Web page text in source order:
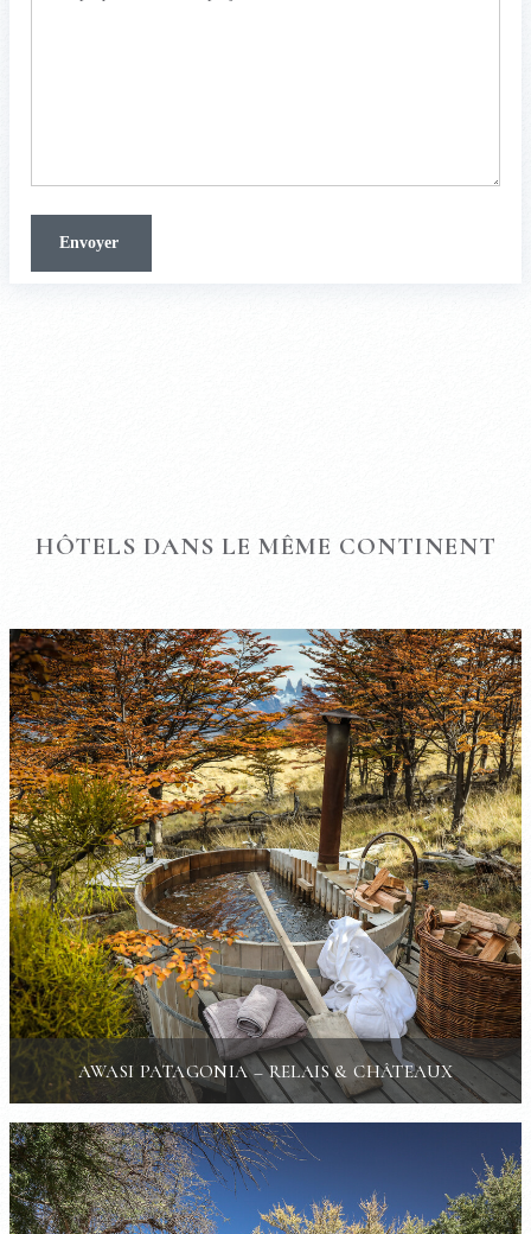
HÔTELS DANS LE MÊME CONTINENT
AWASI PATAGONIA – RELAIS & CHÂTEAUX